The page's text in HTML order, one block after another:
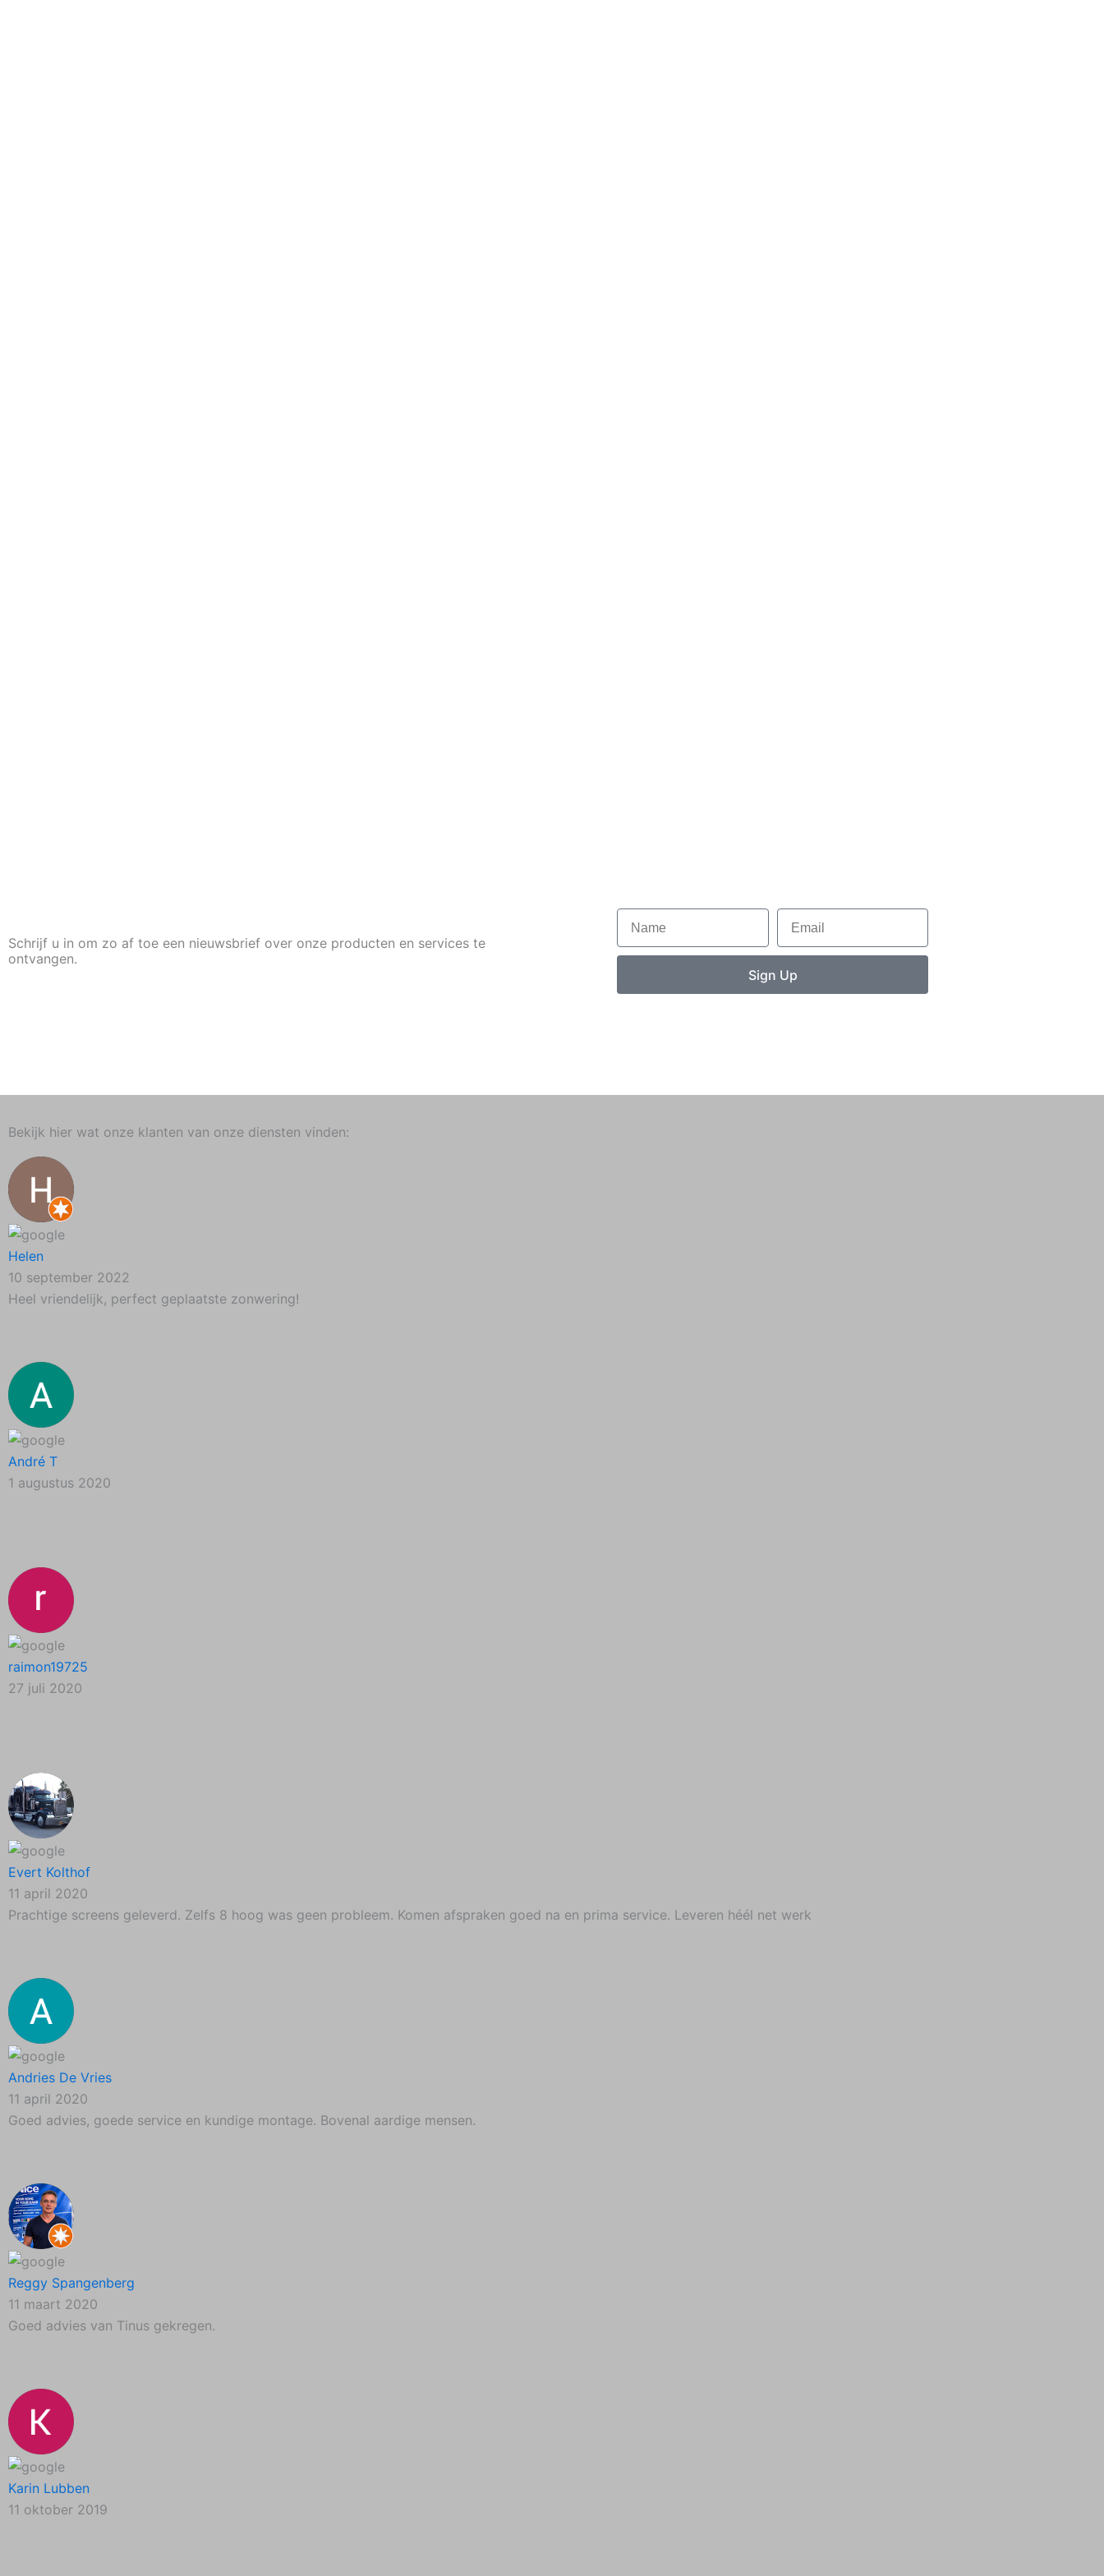
Schrijf u in om zo af toe een nieuwsbrief over onze producten en services te
ontvangen.
Name Email
Sign Up
Bekijk hier wat onze klanten van onze diensten vinden:
Helen
10 september 2022
Heel vriendelijk, perfect geplaatste zonwering!
André T
1 augustus 2020
raimon19725
27 juli 2020
Evert Kolthof
11 april 2020
Prachtige screens geleverd. Zelfs 8 hoog was geen probleem. Komen afspraken goed na en prima service. Leveren héél net werk
Andries De Vries
11 april 2020
Goed advies, goede service en kundige montage. Bovenal aardige mensen.
Reggy Spangenberg
11 maart 2020
Goed advies van Tinus gekregen.
Karin Lubben
11 oktober 2019